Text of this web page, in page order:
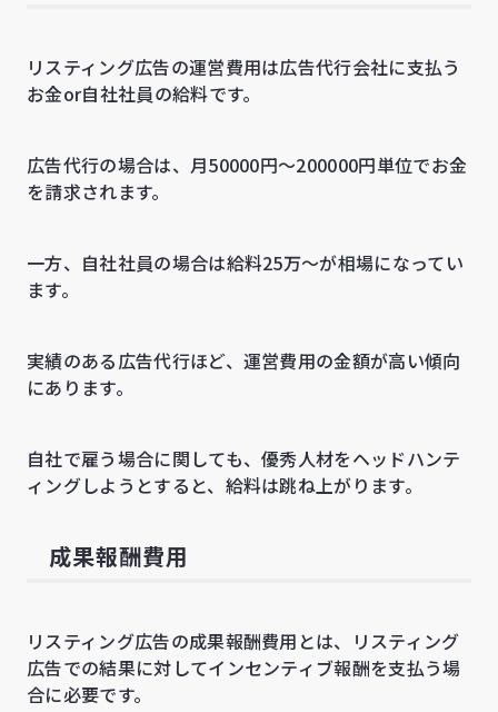
リスティング広告の運営費用は広告代行会社に支払う
お金or自社社員の給料です。
広告代行の場合は、月50000円〜200000円単位でお金
を請求されます。
一方、自社社員の場合は給料25万〜が相場になってい
ます。
実績のある広告代行ほど、運営費用の金額が高い傾向
にあります。
自社で雇う場合に関しても、優秀人材をヘッドハンテ
ィングしようとすると、給料は跳ね上がります。
成果報酬費用
リスティング広告の成果報酬費用とは、リスティング
広告での結果に対してインセンティブ報酬を支払う場
合に必要です。